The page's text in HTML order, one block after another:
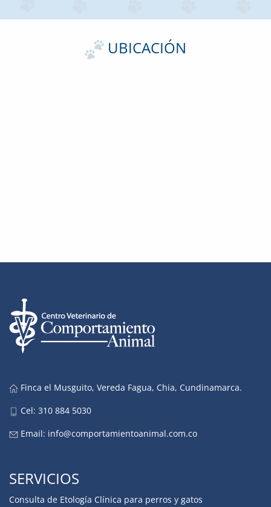
UBICACIÓN
Finca el Musguito, Vereda Fagua, Chia, Cundinamarca.
Cel: 310 884 5030
Email: info@comportamientoanimal.com.co
SERVICIOS
Consulta de Etología Clínica para perros y gatos